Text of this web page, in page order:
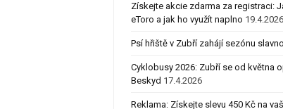
Získejte akcie zdarma za registraci:
eToro a jak ho využít naplno 19.4.2026
Psí hřiště v Zubří zahájí sezónu
Cyklobusy 2026: Zubří se od května
Beskyd 17.4.2026
Reklama: Získejte slevu 450 Kč na